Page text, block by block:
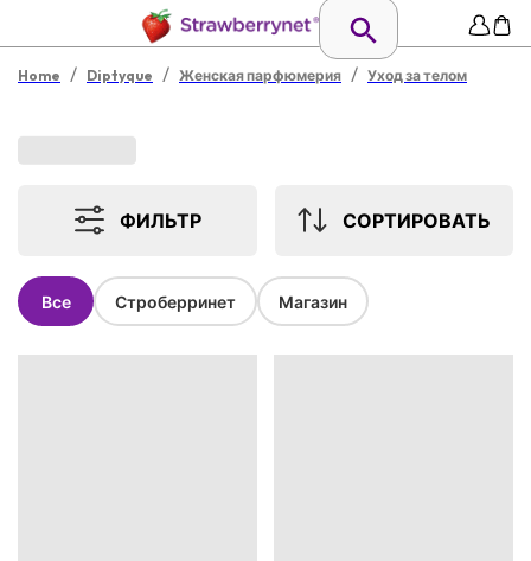
Home / Diptyque / Женская парфюмерия / Уход за телом
ФИЛЬТР СОРТИРОВАТЬ
Все Строберринет Магазин